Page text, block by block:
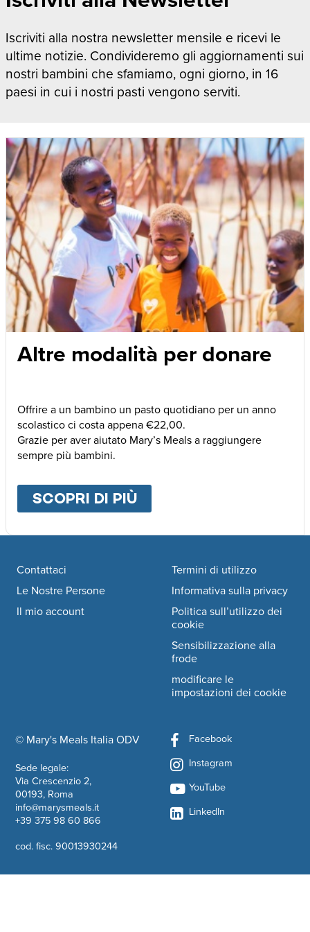
Iscriviti alla nostra newsletter mensile e ricevi le
ultime notizie. Condivideremo gli aggiornamenti sui
nostri bambini che sfamiamo, ogni giorno, in 16
paesi in cui i nostri pasti vengono serviti.
Altre modalità per donare
Offrire a un bambino un pasto quotidiano per un anno
scolastico ci costa appena €22,00.
Grazie per aver aiutato Mary’s Meals a raggiungere
sempre più bambini.
SCOPRI DI PIÙABOUT
Footer navigation
© Mary's Meals Italia ODVcompany information
Sede legale:
Via Crescenzio 2,
00193, Roma
info@marysmeals.it
+39 375 98 60 866
cod. fisc. 90013930244
Contattaci
Le Nostre Persone
Il mio account
Termini di utilizzo
Informativa sulla privacy
Politica sull’utilizzo dei
cookie
Sensibilizzazione alla
frode
modificare le
impostazioni dei cookie
Facebook
Instagram
YouTube
LinkedIn